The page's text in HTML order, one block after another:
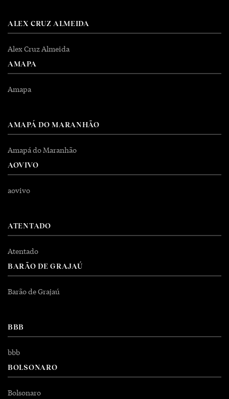
ALEX CRUZ ALMEIDA
Alex Cruz Almeida
AMAPA
Amapa
AMAPÁ DO MARANHÃO
Amapá do Maranhão
AOVIVO
aovivo
ATENTADO
Atentado
BARÃO DE GRAJAÚ
Barão de Grajaú
BBB
bbb
BOLSONARO
Bolsonaro